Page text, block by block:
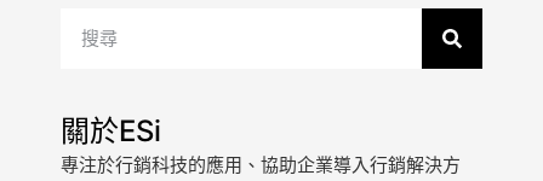
關於ESi
專注於行銷科技的應用、協助企業導入行銷解決方